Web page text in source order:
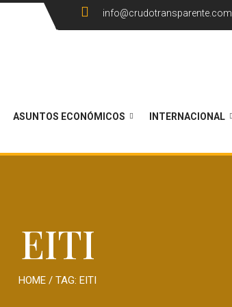
info@crudotransparente.com
ASUNTOS ECONÓMICOS INTERNACIONAL
EITI
HOME / TAG: EITI